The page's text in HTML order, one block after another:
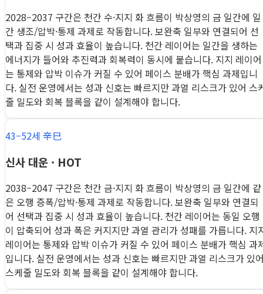
2028–2037 구간은 천간 수·지지 화 흐름이 박상영의 금 일간에 일
간 생조/압박·통제 과제로 작동합니다. 보완축 일부와 연결되어 선
택과 집중 시 성과 효율이 높습니다. 천간 레이어는 일간을 생하는
에너지가 들어와 추진력과 회복력이 동시에 붙습니다. 지지 레이어
는 통제와 압박 이슈가 커질 수 있어 페이스 분배가 핵심 과제입니
다. 실전 운영에서는 성과 신호는 빠르지만 과열 리스크가 있어 스
줄 밀도와 회복 블록을 같이 설계해야 합니다.
43–52세 辛巳
신사 대운 · HOT
2038–2047 구간은 천간 금·지지 화 흐름이 박상영의 금 일간에 같
은 오행 증폭/압박·통제 과제로 작동합니다. 보완축 일부와 연결되
어 선택과 집중 시 성과 효율이 높습니다. 천간 레이어는 동일 오행
이 압축되어 성과 폭은 커지지만 과열 관리가 성패를 가릅니다. 지
레이어는 통제와 압박 이슈가 커질 수 있어 페이스 분배가 핵심 과
입니다. 실전 운영에서는 성과 신호는 빠르지만 과열 리스크가 있
스케줄 밀도와 회복 블록을 같이 설계해야 합니다.